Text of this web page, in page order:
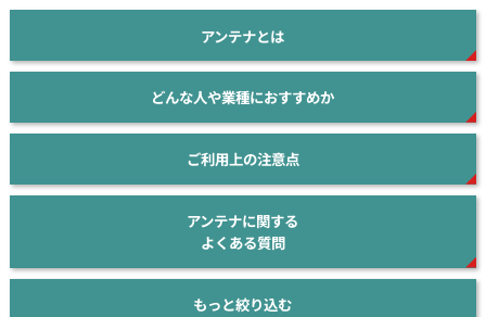
アンテナとは
どんな人や業種におすすめか
ご利用上の注意点
アンテナに関する
よくある質問
もっと絞り込む